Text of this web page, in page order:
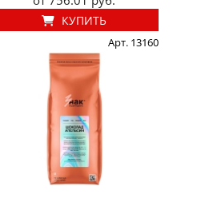
КУПИТЬ
Арт. 13160